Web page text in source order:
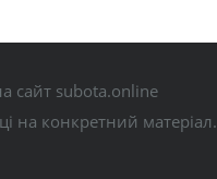
сайт subota.online
на конкретний матеріал.